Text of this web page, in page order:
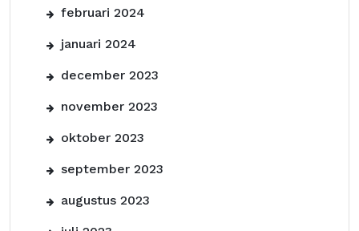
februari 2024
januari 2024
december 2023
november 2023
oktober 2023
september 2023
augustus 2023